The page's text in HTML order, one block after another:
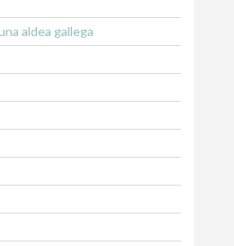
aldea gallega